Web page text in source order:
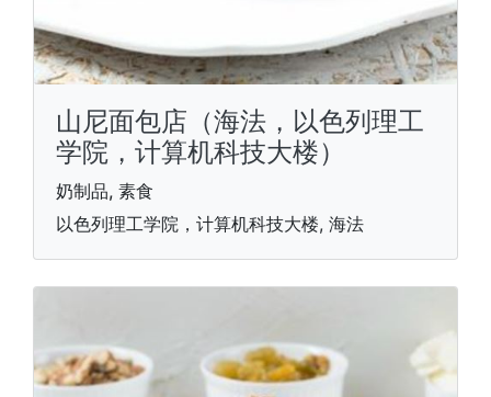
山尼面包店（海法，以色列理工
学院，计算机科技大楼）
奶制品, 素食
以色列理工学院，计算机科技大楼, 海法